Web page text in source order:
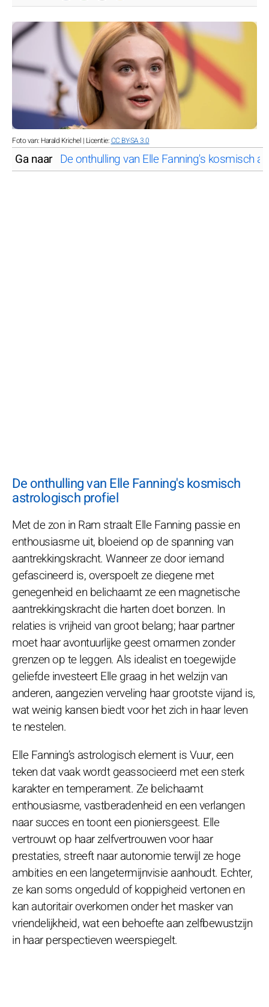
Foto van: Harald Krichel | Licentie:CC BY-SA 3.0
Ga naar De onthulling van Elle Fanning's kosmisch
De onthulling van Elle Fanning's kosmisch
astrologisch profiel
Met de zon in Ram straalt Elle Fanning passie en
enthousiasme uit, bloeiend op de spanning van
aantrekkingskracht. Wanneer ze door iemand
gefascineerd is, overspoelt ze diegene met
genegenheid en belichaamt ze een magnetische
aantrekkingskracht die harten doet bonzen. In
relaties is vrijheid van groot belang; haar partner
moet haar avontuurlijke geest omarmen zonder
grenzen op te leggen. Als idealist en toegewijde
geliefde investeert Elle graag in het welzijn van
anderen, aangezien verveling haar grootste vijand is,
wat weinig kansen biedt voor het zich in haar leven
te nestelen.
Elle Fanning’s astrologisch element is Vuur, een
teken dat vaak wordt geassocieerd met een sterk
karakter en temperament. Ze belichaamt
enthousiasme, vastberadenheid en een verlangen
naar succes en toont een pioniersgeest. Elle
vertrouwt op haar zelfvertrouwen voor haar
prestaties, streeft naar autonomie terwijl ze hoge
ambities en een langetermijnvisie aanhoudt. Echter,
ze kan soms ongeduld of koppigheid vertonen en
kan autoritair overkomen onder het masker van
vriendelijkheid, wat een behoefte aan zelfbewustzijn
in haar perspectieven weerspiegelt.